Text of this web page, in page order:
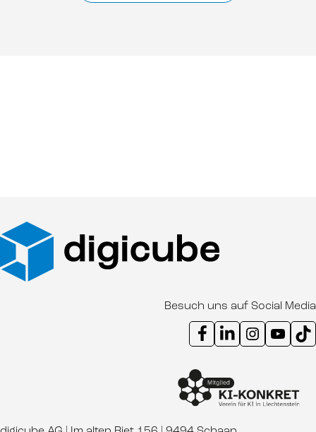
Besuch uns auf Social Media
Instagram Kanal digicube
Youtube Kanal